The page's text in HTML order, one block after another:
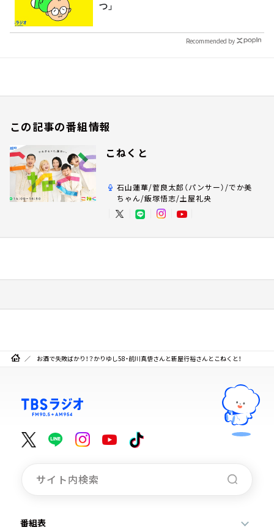
つ」
Recommended by
この記事の番組情報
こねくと
石山蓮華/菅良太郎（パンサー）/でか美
ちゃん/飯塚悟志/土屋礼央
お酒で失敗ばかり！？かりゆし58・前川真悟さんと新屋行裕さんとこねくと！
番組表